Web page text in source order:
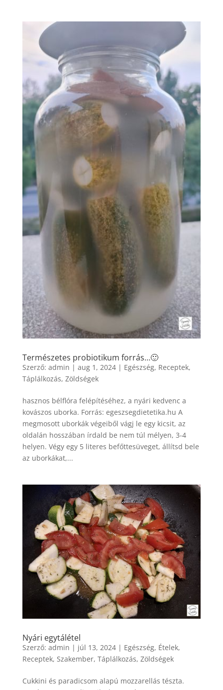
Természetes probiotikum forrás…🙂
Szerző: admin | aug 1, 2024| Egészség, Receptek,
Táplálkozás, Zöldségek
hasznos bélflóra felépítéséhez, a nyári kedvenc a
kovászos uborka. Forrás: egeszsegdietetika.hu A
megmosott uborkák végeiből vágj le egy kicsit, az
oldalán hosszában írdald be nem túl mélyen, 3-4
helyen. Végy egy 5 literes befőttesüveget, állítsd bele
az uborkákat,...
Nyári egytálétel
Szerző: admin | júl 13, 2024| Egészség, Ételek,
Receptek, Szakember, Táplálkozás, Zöldségek
Cukkini és paradicsom alapú mozzarellás tészta.